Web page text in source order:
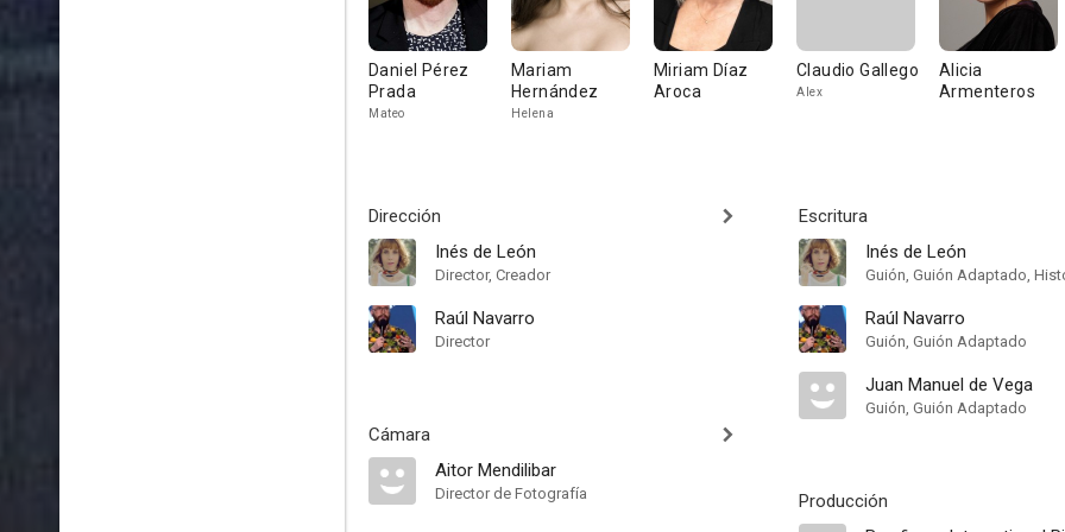
Daniel Pérez
Prada
Mateo
Mariam
Hernández
Helena
Miriam Díaz
Aroca
Claudio Gallego
Alex
Alicia
Armenteros
Dirección
Inés de León
Director, Creador
Raúl Navarro
Director
Cámara
Aitor Mendilibar
Director de Fotografía
Escritura
Inés de León
Guión, Guión Adaptado,
Raúl Navarro
Guión, Guión Adaptado
Juan Manuel de Vega
Guión, Guión Adaptado
Producción